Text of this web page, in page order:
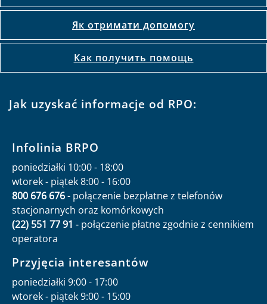
Як отримати допомогу
Как получить помощь
Jak uzyskać informacje od RPO:
Infolinia BRPO
poniedziałki 10:00 - 18:00
wtorek - piątek 8:00 - 16:00
800 676 676- połączenie bezpłatne z telefonów
stacjonarnych oraz komórkowych
(22) 551 77 91 - połączenie płatne zgodnie z cennikiem
operatora
Przyjęcia interesantów
poniedziałki 9:00 - 17:00
wtorek - piątek 9:00 - 15:00